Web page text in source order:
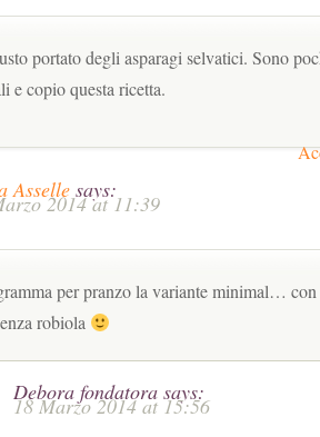
portato degli asparagi selvatici. Sono
e copio questa ricetta.
Asselle says:
2014 at 11:39
per pranzo la variante minimal… con
robiola
Debora fondatora says:
18 Marzo 2014 at 15:56